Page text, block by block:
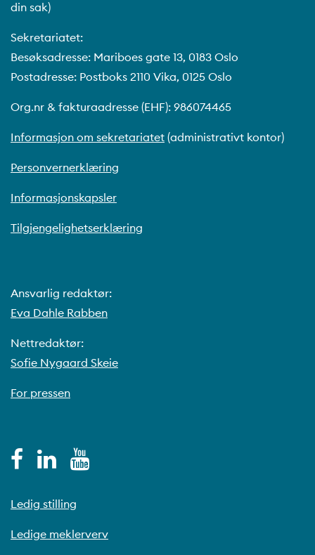
din sak)
Sekretariatet:
Besøksadresse: Mariboes gate 13, 0183 Oslo
Postadresse: Postboks 2110 Vika, 0125 Oslo
Org.nr & fakturaadresse (EHF): 986074465
Informasjon om sekretariatet (administrativt kontor)
Personvernerklæring
Informasjonskapsler
Tilgjengelighetserklæring
Ansvarlig redaktør:
Eva Dahle Rabben
Nettredaktør:
Sofie Nygaard Skeie
For pressen
Ledig stilling
Ledige meklerverv